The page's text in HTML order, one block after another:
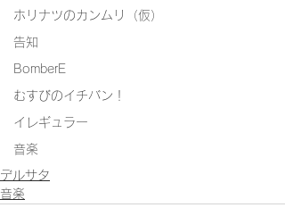
ホリナツのカンムリ（仮）
告知
BomberE
むすびのイチバン！
イレギュラー
音楽
デルサタ
音楽